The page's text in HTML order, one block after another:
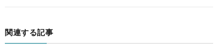
関連する記事